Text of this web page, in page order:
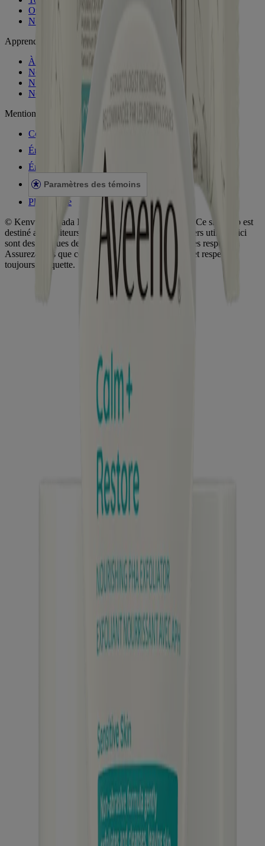
Où acheter
Nous joindre
Apprendre
À propos d'Aveeno®
Notre engagement
Nos ingrédients
Notre engagement envers la diversité
Mentions légales
Conditions générales
Énoncé de confidentialité
Énoncé sur l’accessibilité
Paramètres des témoins
Plan du site
© Kenvue Canada Inc. 2025. Tous droits réservés. Ce site Web est
destiné aux visiteurs du Canada. Les marques de tiers utilisées ici
sont des marques de commerce de leurs propriétaires respectifs.
Assurez-vous que ce produit vous convient. Lisez et respectez
toujours l'étiquette.